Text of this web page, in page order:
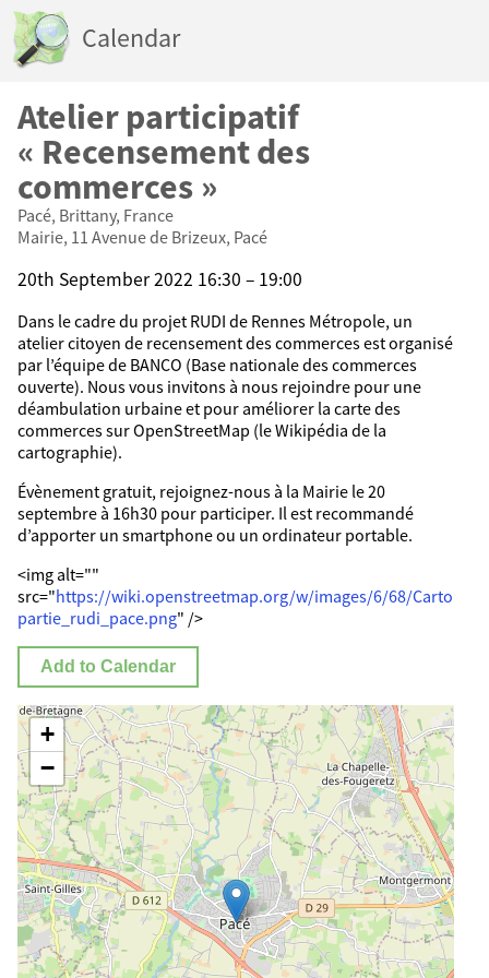
Calendar
Atelier participatif
« Recensement des
commerces »
Pacé, Brittany, France
Mairie, 11 Avenue de Brizeux, Pacé
20th September 2022 16:30 – 19:00
Dans le cadre du projet RUDI de Rennes Métropole, un
atelier citoyen de recensement des commerces est organisé
par l’équipe de BANCO (Base nationale des commerces
ouverte). Nous vous invitons à nous rejoindre pour une
déambulation urbaine et pour améliorer la carte des
commerces sur OpenStreetMap (le Wikipédia de la
cartographie).
Évènement gratuit, rejoignez-nous à la Mairie le 20
septembre à 16h30 pour participer. Il est recommandé
d’apporter un smartphone ou un ordinateur portable.
<img alt=""
src="https://wiki.openstreetmap.org/w/images/6/68/Carto
partie_rudi_pace.png" />
Add to Calendar
+
−